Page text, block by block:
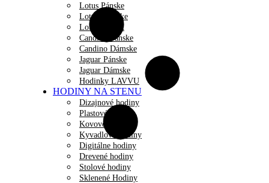
Lotus Pánske
Lotus Dámske
Lotus Unisex
Candino Pánske
Candino Dámske
Jaguar Pánske
Jaguar Dámske
Hodinky LAVVU
HODINY NA STENU
Dizajnové hodiny
Plastové hodiny
Kovové hodiny
Kyvadlové hodiny
Digitálne hodiny
Drevené hodiny
Stolové hodiny
Sklenené Hodiny